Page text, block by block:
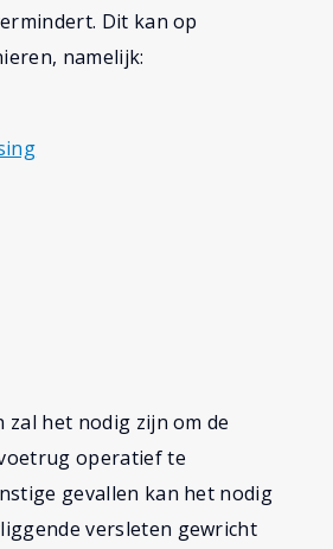
Dit kan op
namelijk:
zal het nodig zijn om de
operatief te
gevallen kan het nodig
versleten gewricht